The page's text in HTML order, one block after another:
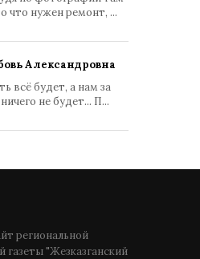
что нужен ремонт, ...
Александровна
всё будет, а нам за
не будет... П...
региональной
"Жезказганский